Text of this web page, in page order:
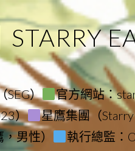
SEG）
官方網站：
）
星鷹集團（
男性）
執行總監：